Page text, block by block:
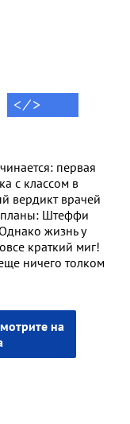
< ⁄ >
первая
с классом в
вердикт врачей
Штеффи
жизнь у
краткий миг!
ничего толком
на